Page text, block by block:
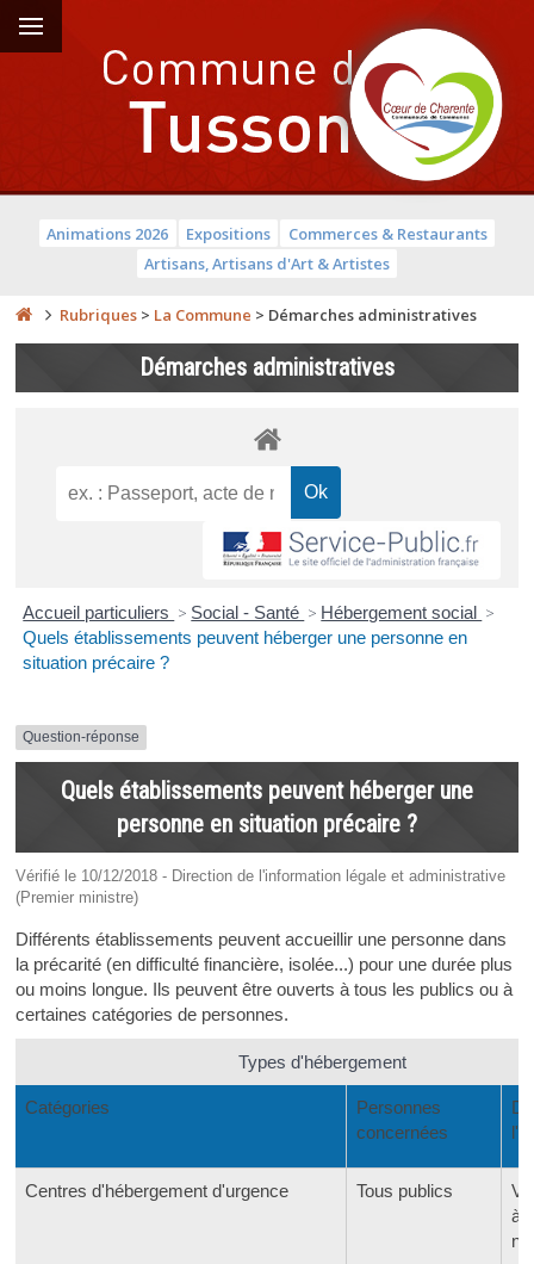
Animations 2026 Expositions
Commerces & Restaurants
Artisans, Artisans d'Art & Artistes
Rubriques > La Commune > Démarches administratives
Démarches administratives
Accueil particuliers > Social - Santé > Hébergement social >
Quels établissements peuvent héberger une personne en
situation précaire ?
Question-réponse
Quels établissements peuvent héberger une
personne en situation précaire ?
Vérifié le 10/12/2018 - Direction de l'information légale et administrative
(Premier ministre)
Différents établissements peuvent accueillir une personne dans
la précarité (en difficulté financière, isolée...) pour une durée plus
ou moins longue. Ils peuvent être ouverts à tous les publics ou à
certaines catégories de personnes.
Types d'hébergement
Catégories
Personnes
concernées
Centres d'hébergement d'urgence Tous publics
à